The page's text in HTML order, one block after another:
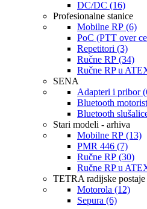
DC/DC (16)
Profesionalne stanice
Mobilne RP (6)
PoC (PTT over
Repetitori (3)
Ručne RP (34)
Ručne RP u
SENA
Adapteri i pribor
Bluetooth
Bluetooth
Stari modeli - arhiva
Mobilne RP (13)
PMR 446 (7)
Ručne RP (30)
Ručne RP u
TETRA radijske postaje
Motorola (12)
Sepura (6)